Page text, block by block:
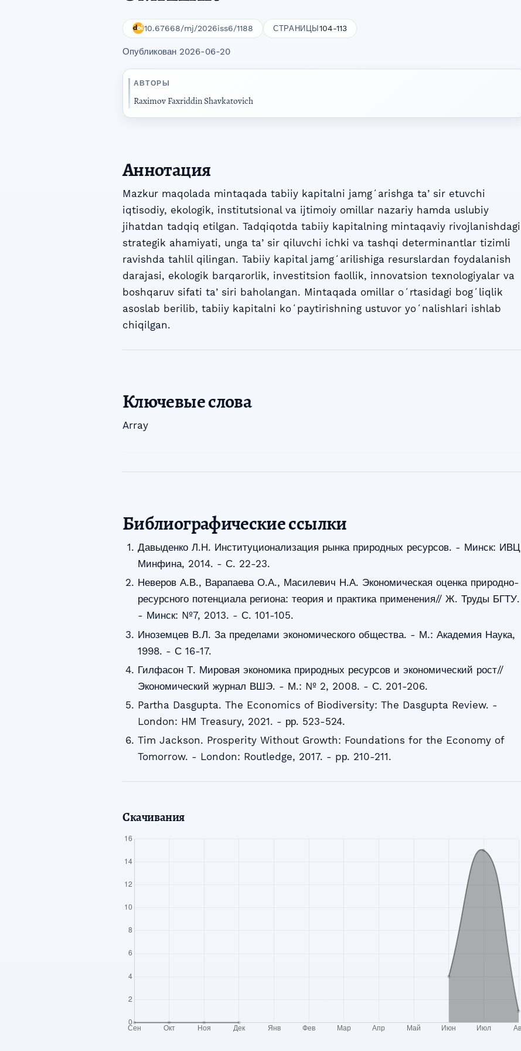
10.67668/mj/2026iss6/1188 СТРАНИЦЫ104-113
Опубликован 2026-06-20
АВТОРЫ
Raximov Faxriddin Shavkatovich
Аннотация
Mazkur maqolada mintaqada tabiiy kapitalni jamgʻarishga taʼsir etuvchi
iqtisodiy, ekologik, institutsional va ijtimoiy omillar nazariy hamda uslubiy
jihatdan tadqiq etilgan. Tadqiqotda tabiiy kapitalning mintaqaviy rivojlanishdagi
strategik ahamiyati, unga taʼsir qiluvchi ichki va tashqi determinantlar tizimli
ravishda tahlil qilingan. Tabiiy kapital jamgʻarilishiga resurslardan foydalanish
darajasi, ekologik barqarorlik, investitsion faollik, innovatsion texnologiyalar va
boshqaruv sifati taʼsiri baholangan. Mintaqada omillar oʻrtasidagi bogʻliqlik
asoslab berilib, tabiiy kapitalni koʻpaytirishning ustuvor yoʻnalishlari ishlab
chiqilgan.
Ключевые слова
Array
Библиографические ссылки
Давыденко Л.Н. Институционализация рынка природных ресурсов. - Минск: ИВЦ
Минфина, 2014. - С. 22-23.
Неверов А.В., Варапаева О.А., Масилевич Н.А. Экономическая оценка природно-
ресурсного потенциала региона: теория и практика применения// Ж. Труды БГТУ.
- Минск: №7, 2013. - С. 101-105.
Иноземцев В.Л. За пределами экономического общества. - М.: Академия Наука,
1998. - С 16-17.
Гилфасон Т. Мировая экономика природных ресурсов и экономический рост//
Экономический журнал ВШЭ. - М.: № 2, 2008. - С. 201-206.
Partha Dasgupta. The Economics of Biodiversity: The Dasgupta Review. -
London: HM Treasury, 2021. - рр. 523-524.
Tim Jackson. Prosperity Without Growth: Foundations for the Economy of
Tomorrow. - London: Routledge, 2017. - pр. 210-211.
Скачивания